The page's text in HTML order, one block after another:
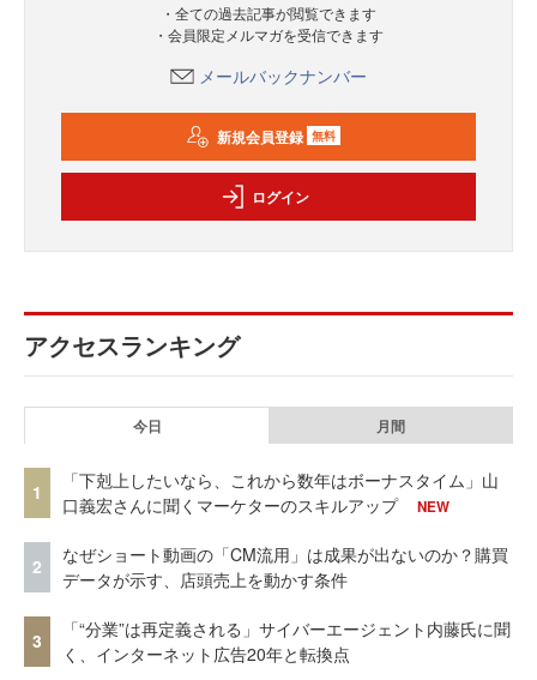
・全ての過去記事が閲覧できます
・会員限定メルマガを受信できます
メールバックナンバー
新規会員登録 無料
ログイン
アクセスランキング
今日 月間
1
「下剋上したいなら、これから数年はボーナスタイム」山
口義宏さんに聞くマーケターのスキルアップ
NEW
2
なぜショート動画の「CM流用」は成果が出ないのか？購買
データが示す、店頭売上を動かす条件
3
「“分業”は再定義される」サイバーエージェント内藤氏に聞
く、インターネット広告20年と転換点